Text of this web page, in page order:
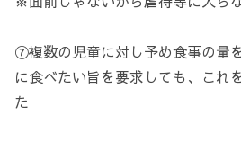
⑦複数の児童に対し予め食事の量
に食べたい旨を要求しても、これ
た